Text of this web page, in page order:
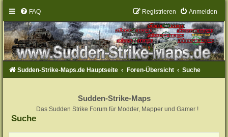
FAQ Anmelden
Registrieren
Sudden-Strike-Maps.de Hauptseite Foren-Übersicht Suche
Sudden-Strike-Maps
Das Sudden Strike Forum für Modder, Mapper und Gamer !
Suche